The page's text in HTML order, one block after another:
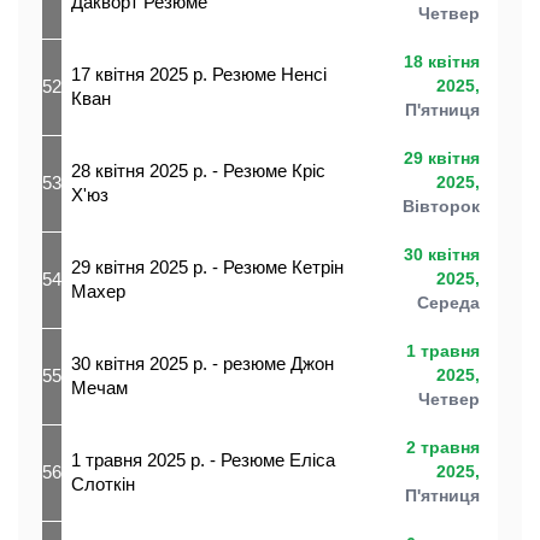
Четвер
52
17 квітня 2025 р. Резюме Ненсі
Кван
18 квітня
2025,
П'ятниця
53
28 квітня 2025 р. - Резюме Кріс
Х'юз
29 квітня
2025,
Вівторок
54
29 квітня 2025 р. - Резюме Кетрін
Махер
30 квітня
2025,
Середа
55
30 квітня 2025 р. - резюме Джон
Мечам
1 травня
2025,
Четвер
56
1 травня 2025 р. - Резюме Еліса
Слоткін
2 травня
2025,
П'ятниця